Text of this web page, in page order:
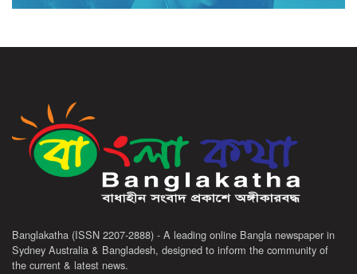
Banglakatha (ISSN 2207-2888) - A leading online Bangla newspaper in
Sydney Australia & Bangladesh, designed to inform the community of
the current & latest news.